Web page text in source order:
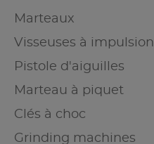
Marteaux
Visseuses à impulsion
Pistole d'aiguilles
Marteau à piquet
Clés à choc
Grinding machines